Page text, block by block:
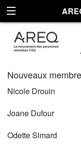
Nouveaux
Nicole Drouin
Joane Dufour
Odette Simard